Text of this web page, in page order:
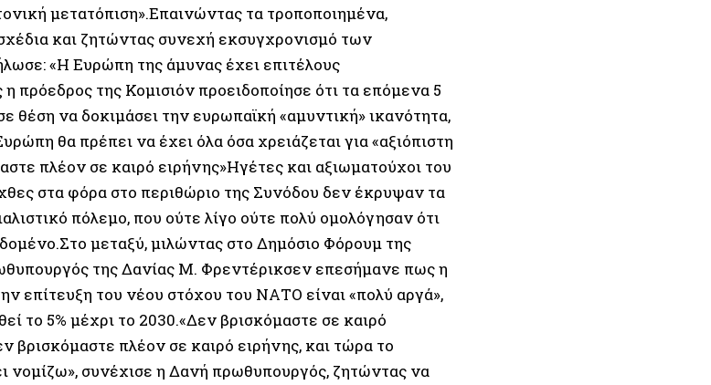
μετατόπιση».Επαινώντας τα τροποποιημένα,
και ζητώντας συνεχή εκσυγχρονισμό των
«Η Ευρώπη της άμυνας έχει επιτέλους
πρόεδρος της Κομισιόν προειδοποίησε ότι τα επόμενα 5
θέση να δοκιμάσει την ευρωπαϊκή «αμυντική» ικανότητα,
θα πρέπει να έχει όλα όσα χρειάζεται για «αξιόπιστη
πλέον σε καιρό ειρήνης»Ηγέτες και αξιωματούχοι του
στα φόρα στο περιθώριο της Συνόδου δεν έκρυψαν τα
πόλεμο, που ούτε λίγο ούτε πολύ ομολόγησαν ότι
μεταξύ, μιλώντας στο Δημόσιο Φόρουμ της
της Δανίας Μ. Φρεντέρικσεν επεσήμανε πως η
επίτευξη του νέου στόχου του ΝΑΤΟ είναι «πολύ αργά»,
το 5% μέχρι το 2030.«Δεν βρισκόμαστε σε καιρό
βρισκόμαστε πλέον σε καιρό ειρήνης, και τώρα το
νομίζω», συνέχισε η Δανή πρωθυπουργός, ζητώντας να